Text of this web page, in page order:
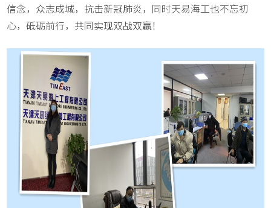
信念，众志成城，抗击新冠肺炎，同时天易海工也不忘初
心，砥砺前行，共同实现双战双赢！